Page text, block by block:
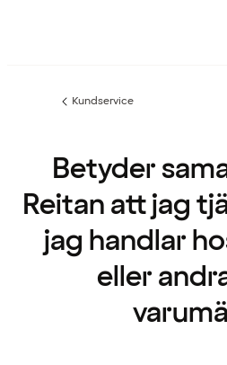
Föregående
Kundservice
Betyder
Reitan att jag
jag handlar
eller